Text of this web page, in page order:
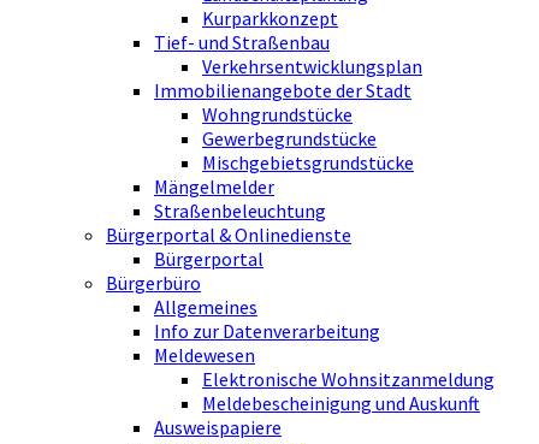
Kurparkkonzept
Tief- und Straßenbau
Verkehrsentwicklungsplan
Immobilienangebote der Stadt
Wohngrundstücke
Gewerbegrundstücke
Mischgebietsgrundstücke
Mängelmelder
Straßenbeleuchtung
Bürgerportal & Onlinedienste
Bürgerportal
Bürgerbüro
Allgemeines
Info zur Datenverarbeitung
Meldewesen
Elektronische Wohnsitzanmeldung
Meldebescheinigung und Auskunft
Ausweispapiere